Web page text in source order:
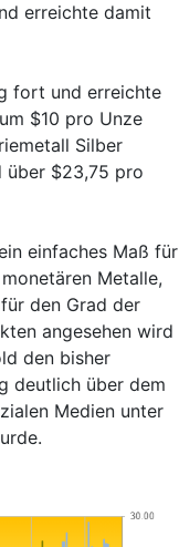
erreichte damit
fort und erreichte
$10 pro Unze
Silber
über $23,75 pro
einfaches Maß für
Metalle,
den Grad der
angesehen wird
den bisher
deutlich über dem
Medien unter